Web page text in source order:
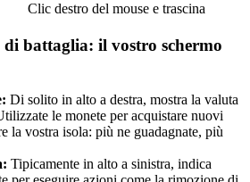
Clic destro del mouse e trascina
di battaglia: il vostro schermo
Di solito in alto a destra, mostra la valuta
le monete per acquistare nuovi
la vostra isola: più ne guadagnate, più
Tipicamente in alto a sinistra, indica